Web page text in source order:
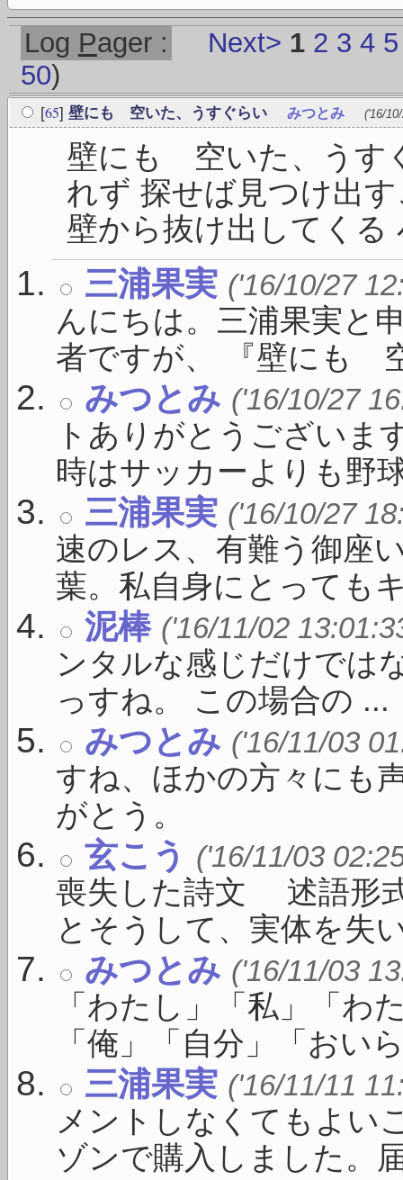
Log Pager : Next> 1 2 3 4 5
50)
[65] 壁にも 空いた、うすぐらい みつとみ ('16/
壁にも 空いた、うす
れず 探せば見つけ出
壁から抜け出してくる
三浦果実 ('16/10/27
んにちは。三浦果実と
者ですが、 『壁にも
みつとみ ('16/10/27
トありがとうございま
時はサッカーよりも野
三浦果実 ('16/10/27
速のレス、有難う御座
葉。私自身にとっても
泥棒 ('16/11/02
ンタルな感じだけでは
っすね。 この場合の ...
みつとみ ('16/11/03
すね、ほかの方々にも
がとう。
玄こう ('16/11/03
喪失した詩文 述語形
とそうして、実体を失
みつとみ ('16/11/03
「わたし」「私」「わ
「俺」「自分」「おい
三浦果実 ('16/11/11
メントしなくてもよい
ゾンで購入しました。